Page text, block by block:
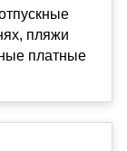
пляжи
платные